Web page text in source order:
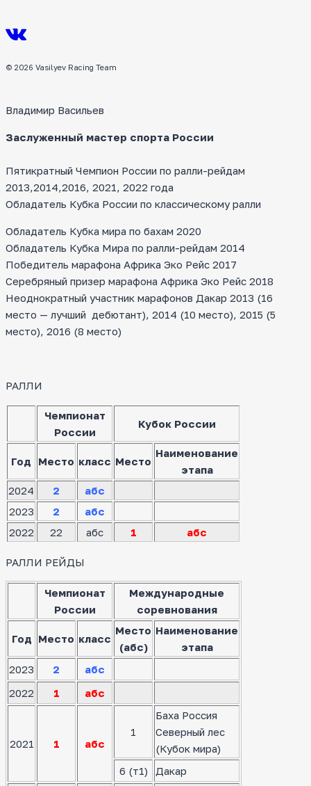
© 2026 Vasilyev Racing Team
Владимир Васильев
Заслуженный мастер спорта России
Пятикратный Чемпион России по ралли-рейдам
2013,2014,2016, 2021, 2022 года
Обладатель Кубка России по классическому ралли
Обладатель Кубка мира по бахам 2020
Обладатель Кубка Мира по ралли-рейдам 2014
Победитель марафона Африка Эко Рейс 2017
Серебряный призер марафона Африка Эко Рейс 2018
Неоднократный участник марафонов Дакар 2013 (16
место — лучший дебютант), 2014 (10 место), 2015 (5
место), 2016 (8 место)
РАЛЛИ
Чемпионат
России
Кубок России
Год Место класс Место
Наименование
этапа
2024
2
абс
2023
2
абс
2022
22 абс 1 абс
РАЛЛИ РЕЙДЫ
Чемпионат
России
Международные
соревнования
Год Место класс
Место
(абс)
Наименование
этапа
2023
2
абс
2022
1 абс
2021 1 абс
1
Баха Россия
Северный лес
(Кубок мира)
6 (т1)
Дакар